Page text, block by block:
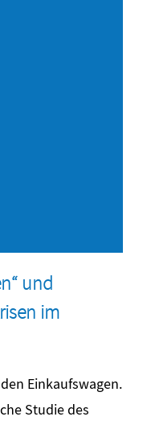
und
im
Einkaufswagen.
Studie des